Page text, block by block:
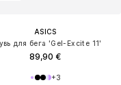
ASICS
для бега 'Gel-Excite 11'
89,90 €
+3